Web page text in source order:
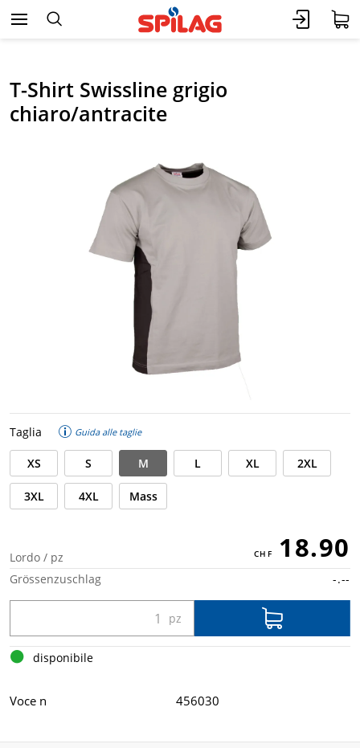
T-Shirt Swissline grigio
chiaro/antracite
Taglia Guida alle taglie
XS S M L XL 2XL
3XL 4XL Mass
Lordo / pz 18.90
Grössenzuschlag -.--
disponibile
Voce n 456030